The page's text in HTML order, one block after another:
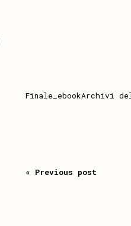
Finale_ebookArchivi
« Previous post